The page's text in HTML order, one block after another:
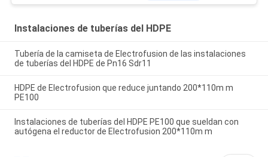
Instalaciones de tuberías del HDPE
Tubería de la camiseta de Electrofusion de las instalaciones
de tuberías del HDPE de Pn16 Sdr11
HDPE de Electrofusion que reduce juntando 200*110m m
PE100
Instalaciones de tuberías del HDPE PE100 que sueldan con
autógena el reductor de Electrofusion 200*110m m